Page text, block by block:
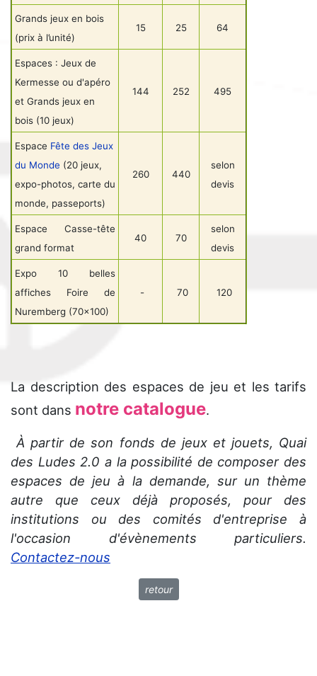
Grands jeux en bois
(prix à l’unité)
15 25 64
Espaces : Jeux de
Kermesse ou d'apéro
et Grands jeux en
bois (10 jeux)
144 252 495
Espace Fête des Jeux
du Monde (20 jeux,
expo-photos, carte du
monde, passeports)
260 440
selon
devis
Espace Casse-tête
grand format
40 70
selon
devis
Expo 10 belles
affiches Foire de
Nuremberg (70x100)
- 70 120
La description des espaces de jeu et les tarifs
sont dans notre catalogue.
À partir de son fonds de jeux et jouets, Quai
des Ludes 2.0 a la possibilité de composer des
espaces de jeu à la demande, sur un thème
autre que ceux déjà proposés, pour des
institutions ou des comités d'entreprise à
l'occasion d'évènements particuliers.
Contactez-nous
retour